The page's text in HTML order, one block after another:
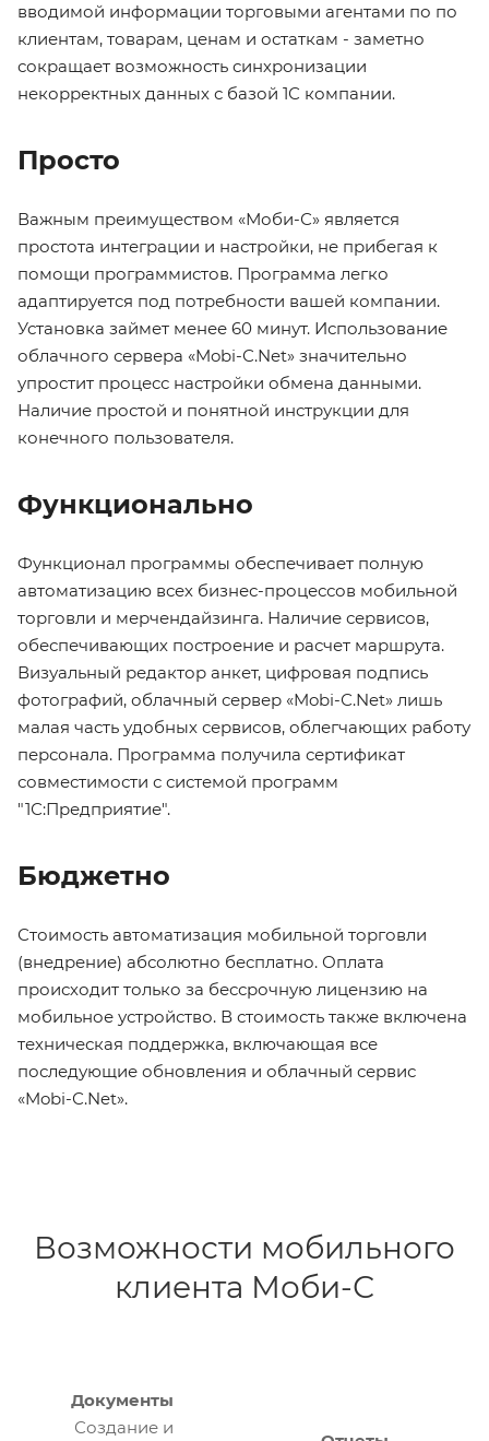
вводимой информации торговыми агентами по по
клиентам, товарам, ценам и остаткам - заметно
сокращает возможность синхронизации
некорректных данных с базой 1С компании.
Просто
Важным преимуществом «Моби-С» является
простота интеграции и настройки, не прибегая к
помощи программистов. Программа легко
адаптируется под потребности вашей компании.
Установка займет менее 60 минут. Использование
облачного сервера «Mobi-С.Net» значительно
упростит процесс настройки обмена данными.
Наличие простой и понятной инструкции для
конечного пользователя.
Функционально
Функционал программы обеспечивает полную
автоматизацию всех бизнес-процессов мобильной
торговли и мерчендайзинга. Наличие сервисов,
обеспечивающих построение и расчет маршрута.
Визуальный редактор анкет, цифровая подпись
фотографий, облачный сервер «Mobi-С.Net» лишь
малая часть удобных сервисов, облегчающих работу
персонала. Программа получила сертификат
совместимости с системой программ
"1С:Предприятие".
Бюджетно
Стоимость автоматизация мобильной торговли
(внедрение) абсолютно бесплатно. Оплата
происходит только за бессрочную лицензию на
мобильное устройство. В стоимость также включена
техническая поддержка, включающая все
последующие обновления и облачный сервис
«Mobi-С.Net».
Возможности мобильного
клиента Моби-С
Документы
Создание и